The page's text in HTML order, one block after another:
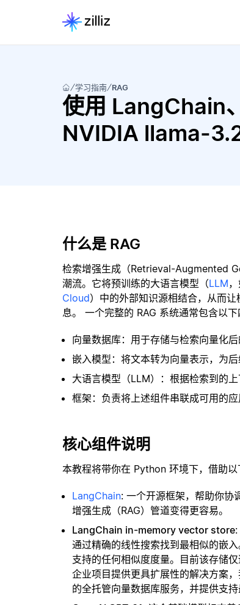
学习指南 RAG
使用 LangChain
NVIDIA llama-
什么是 RAG
检索增强生成（Retrieval-Augmented
潮流。它将预训练的大语言模型（LLM
Cloud）中的外部知识源相结合，从而
息。 一个完整的 RAG 系统通常包含以下
向量数据库：用于存储与检索向量化后
嵌入模型：将文本转为向量表示，为后
大语言模型（LLM）：根据检索到的上
框架：负责将上述组件串联成可用的应
核心组件说明
本教程将带你在 Python 环境下，借助以
LangChain: 一个开源框架，帮助你协
增强生成（RAG）管道变得更容易。
LangChain in-memory vector store
通过精确的线性搜索找到最相似的嵌
支持的任何相似度度量。目前该存储
企业项目提供更具扩展性的解决方案
的全托管向量数据库服务，并提供支